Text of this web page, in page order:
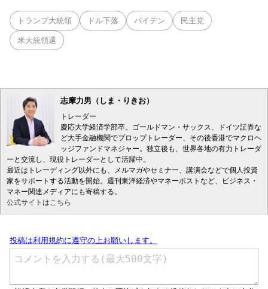
トランプ大統領 ドル下落 バイデン 民主党
米大統領選
志摩力男（しま・りきお）
トレーダー
慶応大学経済学部卒。ゴールドマン・サックス、ドイツ証券な
ど大手金融機関でプロップトレーダー、その後香港でマクロヘ
ッジファンドマネジャー。独立後も、世界各地の有力トレーダ
ーと交流し、現役トレーダーとして活躍中。
最近はトレーディング以外にも、メルマガやセミナー、講演会などで個人投資
家をサポートする活動を開始。週刊東洋経済やマネーポストなど、ビジネス・
マネー関連メディアにも寄稿する。
公式サイトはこちら